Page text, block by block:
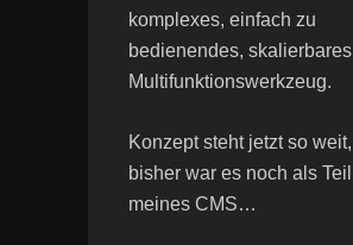
komplexes, einfach zu
bedienendes, skalierbares
Multifunktionswerkzeug.
Konzept steht jetzt so weit,
bisher war es noch als Teil
meines CMS…